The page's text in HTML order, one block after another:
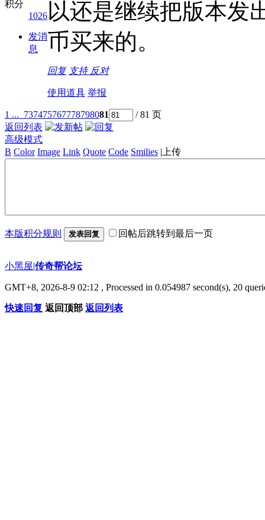
积分
1026
发消
息
以还是继续把版本发
币买来的。
回复 支持 反对
使用道具 举报
1 ... 737475767778798081
/ 81 页
返回列表
高级模式
B Color Image Link Quote Code Smilies | 上传
本版积分规则 发表回复 回帖后跳转到最后一页
小黑屋|传奇帮论坛
GMT+8, 2026-8-9 02:12 , Processed in 0.054987 second(s), 20
快速回复 返回顶部 返回列表